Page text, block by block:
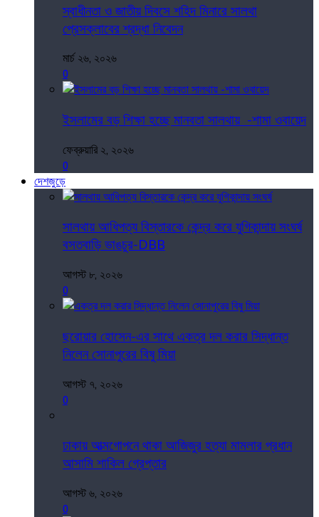
স্বাধীনতা ও জাতীয় দিবসে শহিদ মিনারে সালথা
প্রেসক্লাবের শ্রদ্ধা নিবেদন
মার্চ ২৬, ২০২৬
0
ইসলামের বড় শিক্ষা হচ্ছে মানবতা সালথায় -শামা ওবায়েদ
ফেব্রুয়ারি ২, ২০২৬
0
দেশজুড়ে
সালথায় আধিপত্য বিস্তারকে কেন্দ্র করে যুগিকান্দায় সংঘর্ষ
বসতবাড়ি ভাঙচুর-DBB
আগস্ট ৮, ২০২৬
0
ছরোয়ার হোসেন-এর সাথে একত্র দল করার সিদ্ধান্ত
নিলেন সোনাপুরের বিষু মিয়া
আগস্ট ৭, ২০২৬
0
ঢাকায় আত্মগোপনে থাকা আজিজুর হত্যা মামলার প্রধান
আসামি শাকিল গ্রেপ্তার
আগস্ট ৬, ২০২৬
0